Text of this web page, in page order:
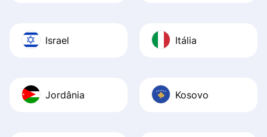
Israel Itália
Jordânia Kosovo